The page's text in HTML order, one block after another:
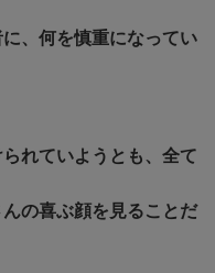
、何を慎重になってい
れていようとも、全て
の喜ぶ顔を見ることだ